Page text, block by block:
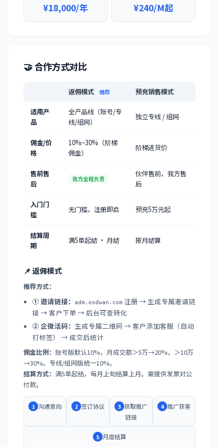
¥18,000/年 ¥240/M起
🤝 合作方式对比
返佣模式 推荐 预充销售模式
适用产
品
全产品线（账号/专
线/组网）
独立专线 / 组网
佣金/价
格
10%~30%（阶梯
佣金）
阶梯进货价
售前售
后
我方全程负责
伙伴售前，我方售
后
入门门
槛
无门槛，注册即启 预充5万元起
结算周
期
满5单起结 · 月结 按月结算
📌 返佣模式
推荐方式：
① 邀请链接： adm.osdwan.com 注册 → 生成专属邀请链
接 → 客户下单 → 后台可查转化
② 企微活码： 生成专属二维码 → 客户添加客服（自动
打标签） → 成交后统计
佣金比例： 账号版默认10%，月成交额＞5万→20%，＞10万
→30%。专线/组网版统一10%。
结算方式： 满5单起结，每月上旬结算上月。需提供发票对公
付款。
1 沟通意向 2 签订协议 3 获取推广
链接
4 推广获客
5 月度结算